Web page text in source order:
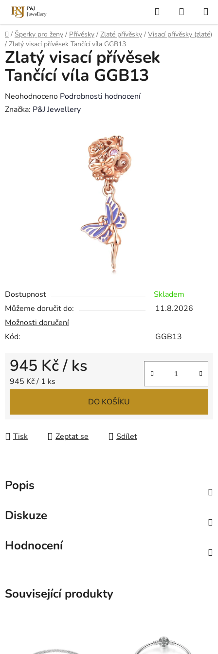
Přejít
obsah
Hledat
KOŠÍK
Domů
/ Šperky pro ženy / Přívěsky / Zlaté přívěsky / Visací přívěsky (zlaté)
/ Zlatý visací přívěsek Tančící víla GGB13
Dostupnost
Skladem
Můžeme doručit do:
11.8.2026
Možnosti doručení
Kód:
GGB13
945 Kč/ ks
Měrná cena:
945 Kč / 1 ks
DO KOŠÍKU
Tisk Zeptat se Sdílet
Zlatý visací přívěsek
Tančící víla GGB13
Průměrné
hodnocení
Neohodnoceno Podrobnosti hodnocení
Značka: P&J Jewellery
Popis
Diskuze
Hodnocení
Související produkty